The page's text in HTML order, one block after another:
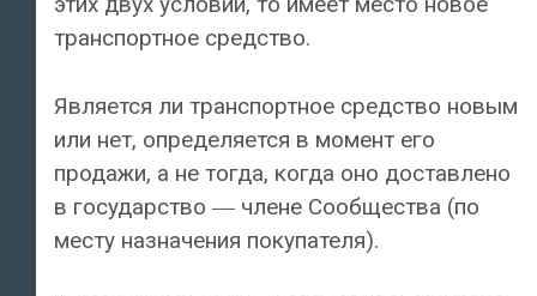
транспортное средство.
Является ли транспортное средство новым
или нет, определяется в момент его
продажи, а не тогда, когда оно доставлено
в государство ― члене Сообщества (по
месту назначения покупателя).